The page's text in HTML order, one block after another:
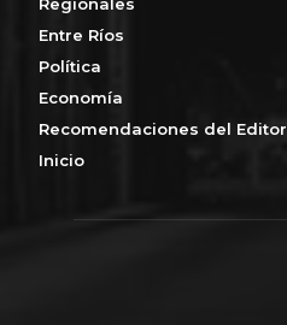
Entre Ríos
Política
Economía
Recomendaciones del Editor
Inicio